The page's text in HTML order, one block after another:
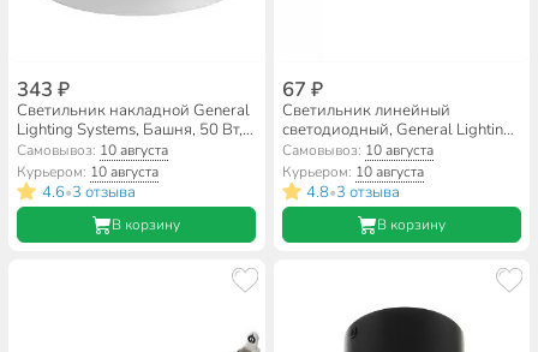
343 ₽
Светильник накладной General
Lighting Systems, Башня, 50 Вт,
GX53, на 1 лампочку, IP20,
8.2х8.2х7 см, Спот, белый,
661343
Самовывоз: 10 августа
Курьером: 10 августа
4.6•3 отзыва
В корзину
67 ₽
Светильник линейный
светодиодный, General Lighting
Systems, GSPO-S2-600-2XT8-
G13, G13, на 2 лампочки, IP20,
61х3.4х1.5 см, под
светодиодную лампу T8,
Самовывоз: 10 августа
Курьером: 10 августа
4.8•3 отзыва
В корзину